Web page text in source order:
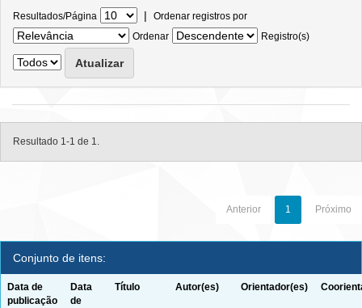
Resultados/Página | Ordenar registros por
Ordenar
Registro(s)
Resultado 1-1 de 1.
Anterior 1 Próximo
Conjunto de itens:
Data de
publicação
Data
de
Título Autor(es) Orientador(es)